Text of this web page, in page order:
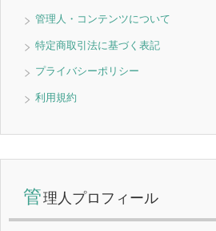
管理人・コンテンツについて
特定商取引法に基づく表記
プライバシーポリシー
利用規約
管理人プロフィール